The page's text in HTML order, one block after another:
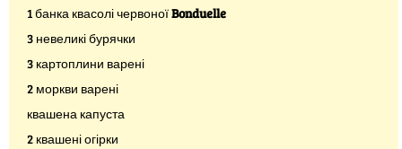
1 банка квасолі червоноїBonduelle
3 невеликі бурячки
3 картоплини варені
2 моркви варені
квашена капуста
2 квашені огірки